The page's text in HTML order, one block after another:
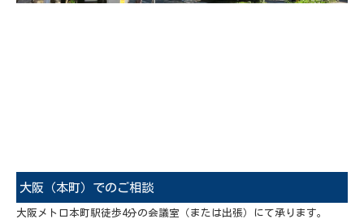
大阪（本町）でのご相談
大阪メトロ本町駅徒歩4分の会議室（または出張）にて承ります。